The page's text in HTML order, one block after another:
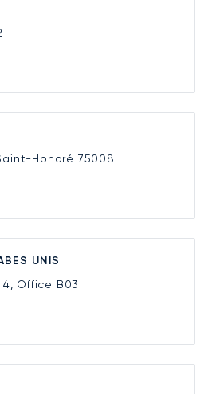
Honoré 75008
UNIS
Office B03